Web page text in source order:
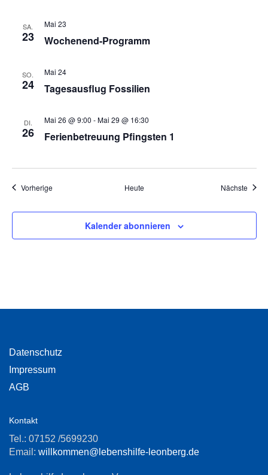
SA.
23
Mai 23
Wochenend-Programm
SO.
24
Mai 24
Tagesausflug Fossilien
DI.
26
Mai 26 @ 9:00 -Mai 29 @ 16:30
Ferienbetreuung Pfingsten 1
VorherigeVeranstaltungen Heute Nächste
Kalender abonnieren
Datenschutz
Impressum
AGB
Kontakt
Tel.: 07152 /5699230
Email: willkommen@lebenshilfe-leonberg.de